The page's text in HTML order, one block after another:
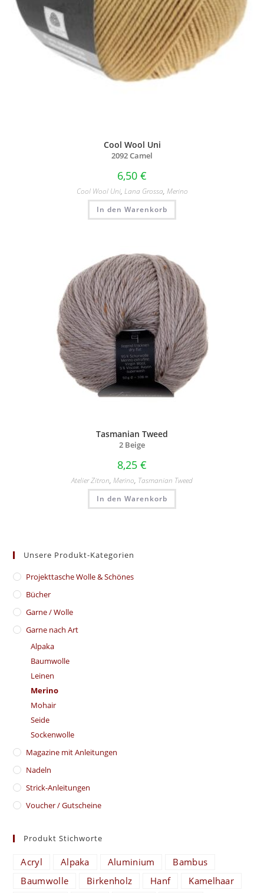
Cool Wool Uni
2092 Camel
6,50 €
Cool Wool Uni, Lana Grossa, Merino
In den Warenkorb
Tasmanian Tweed
2 Beige
8,25 €
Atelier Zitron, Merino, Tasmanian Tweed
In den Warenkorb
Unsere Produkt-Kategorien
​Projekttasche Wolle & Schönes
Bücher
Garne / Wolle
Garne nach Art
Alpaka
Baumwolle
Leinen
Merino
Mohair
Seide
Sockenwolle
Magazine mit Anleitungen
Nadeln
Strick-Anleitungen
Voucher / Gutscheine
Produkt Stichworte
Acryl Alpaka Aluminium
Bambus
Baumwolle
Birkenholz Hanf
Kamelhaar